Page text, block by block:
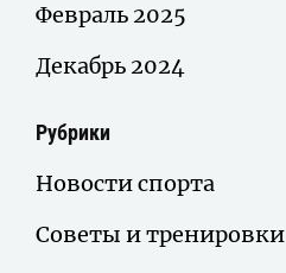
Февраль 2025
Декабрь 2024
Рубрики
Новости спорта
Советы и тренировки